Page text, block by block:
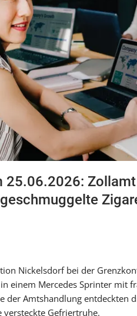
25.06.2026:
Nickelsdorf bei der
einem Mercedes Sprinter mit
der Amtshandlung entdeckten
versteckte Gefriertruhe.